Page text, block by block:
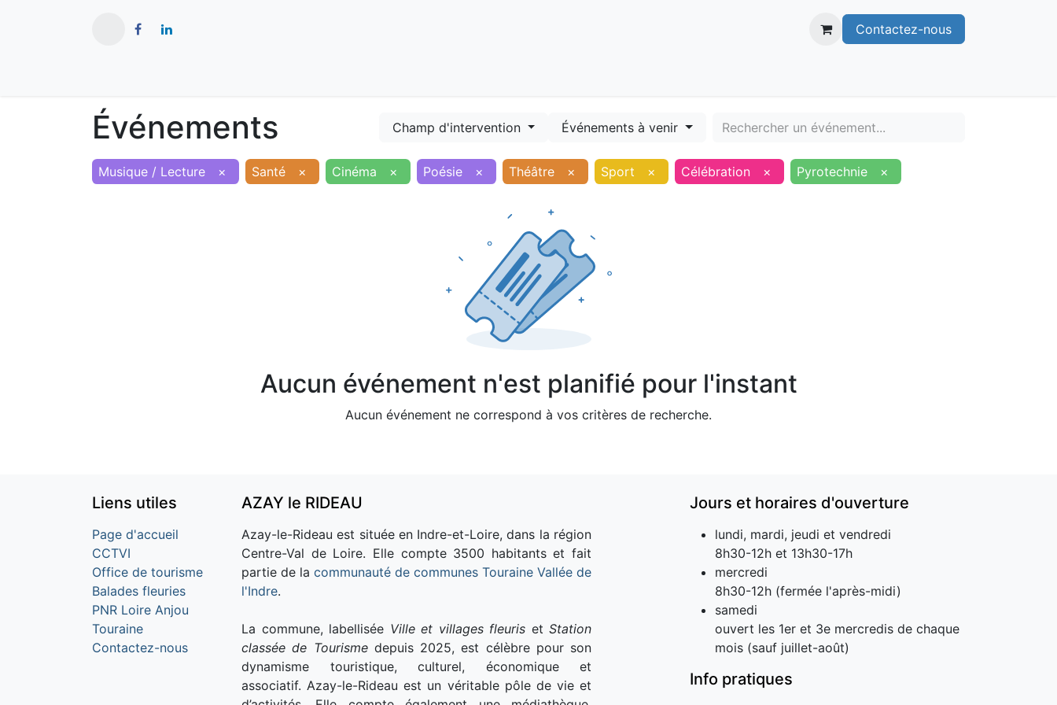
Contactez-nous
Événements Champ d'intervention Événements à venir
Musique / Lecture × Santé × Cinéma × Poésie × Théâtre × Sport × Célébration × Pyrotechnie ×
Aucun événement n'est planifié pour l'instant
Aucun événement ne correspond à vos critères de recherche.
Liens utiles
Page d'accueil
CCTVI
Office de tourisme
Balades fleuries
PNR Loire Anjou
Touraine
Contactez-nous
AZAY le RIDEAU
Azay-le-Rideau est située en Indre-et-Loire, dans la région
Centre-Val de Loire. Elle compte 3500 habitants et fait
partie de la communauté de communes Touraine Vallée de
l'Indre.
La commune, labellisée Ville et villages fleuris et Station
classée de Tourismedepuis 2025, est célèbre pour son
dynamisme touristique, culturel, économique et
associatif. Azay-le-Rideau est un véritable pôle de vie et
Jours et horaires d'ouverture
lundi, mardi, jeudi et vendredi
8h30-12h et 13h30-17h
mercredi
8h30-12h (fermée l'après-midi)
samedi
ouvert les 1er et 3e mercredis de chaque
mois (sauf juillet-août)
Info pratiques